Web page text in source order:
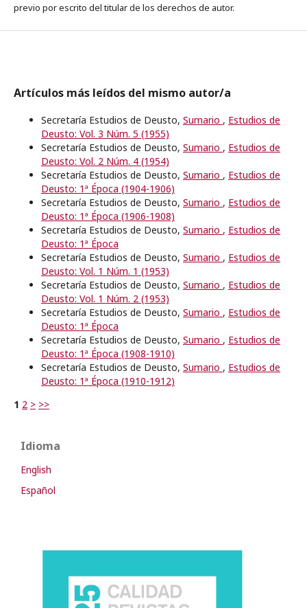
previo por escrito del titular de los derechos de autor.
Artículos más leídos del mismo autor/a
Secretaría Estudios de Deusto, Sumario , Estudios de
Deusto: Vol. 3 Núm. 5 (1955)
Secretaría Estudios de Deusto, Sumario , Estudios de
Deusto: Vol. 2 Núm. 4 (1954)
Secretaría Estudios de Deusto, Sumario , Estudios de
Deusto: 1ª Época (1904-1906)
Secretaría Estudios de Deusto, Sumario , Estudios de
Deusto: 1ª Época (1906-1908)
Secretaría Estudios de Deusto, Sumario , Estudios de
Deusto: 1ª Época
Secretaría Estudios de Deusto, Sumario , Estudios de
Deusto: Vol. 1 Núm. 1 (1953)
Secretaría Estudios de Deusto, Sumario , Estudios de
Deusto: Vol. 1 Núm. 2 (1953)
Secretaría Estudios de Deusto, Sumario , Estudios de
Deusto: 1ª Época
Secretaría Estudios de Deusto, Sumario , Estudios de
Deusto: 1ª Época (1908-1910)
Secretaría Estudios de Deusto, Sumario , Estudios de
Deusto: 1ª Época (1910-1912)
1 2 > >>
Idioma
English
Español